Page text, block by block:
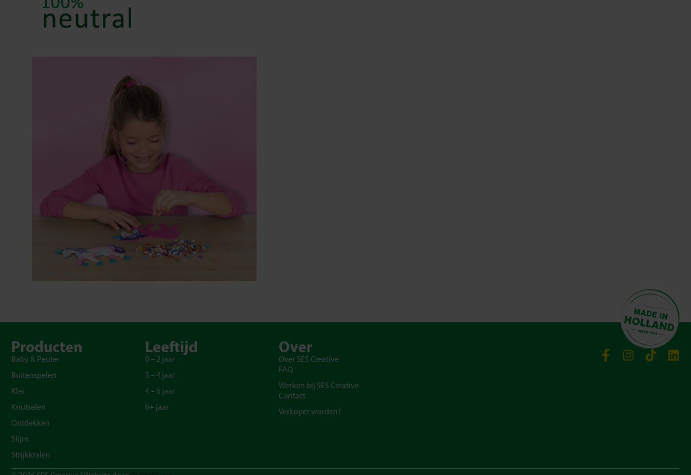
Producten
Baby & Peuter
Buitenspelen
Klei
Knutselen
Ontdekken
Slijm
Strijkkralen
Leeftijd
0 – 2 jaar
3 – 4 jaar
4 – 6 jaar
6+ jaar
Over
Over SES Creative
FAQ
Werken bij SES Creative
Contact
Verkoper worden?